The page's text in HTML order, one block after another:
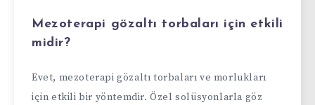
Mezoterapi gözaltı torbaları için etkili
midir?
Evet, mezoterapi gözaltı torbaları ve morlukları
için etkili bir yöntemdir. Özel solüsyonlarla göz